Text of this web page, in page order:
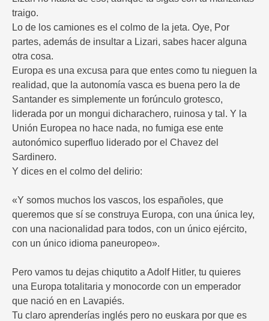
traigo.
Lo de los camiones es el colmo de la jeta. Oye, Por
partes, además de insultar a Lizari, sabes hacer alguna
otra cosa.
Europa es una excusa para que entes como tu nieguen la
realidad, que la autonomía vasca es buena pero la de
Santander es simplemente un forúnculo grotesco,
liderada por un mongui dicharachero, ruinosa y tal. Y la
Unión Europea no hace nada, no fumiga ese ente
autonómico superfluo liderado por el Chavez del
Sardinero.
Y dices en el colmo del delirio:
«Y somos muchos los vascos, los españoles, que
queremos que sí se construya Europa, con una única ley,
con una nacionalidad para todos, con un único ejército,
con un único idioma paneuropeo».
Pero vamos tu dejas chiqutito a Adolf Hitler, tu quieres
una Europa totalitaria y monocorde con un emperador
que nació en en Lavapiés.
Tu claro aprenderías inglés pero no euskara por que es